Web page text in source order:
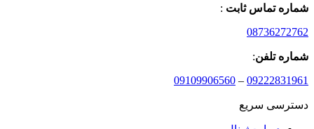
شماره تماس ثابت :
08736272762
شماره تلفن:
09222831961
–
09109906560
دسترسی سریع